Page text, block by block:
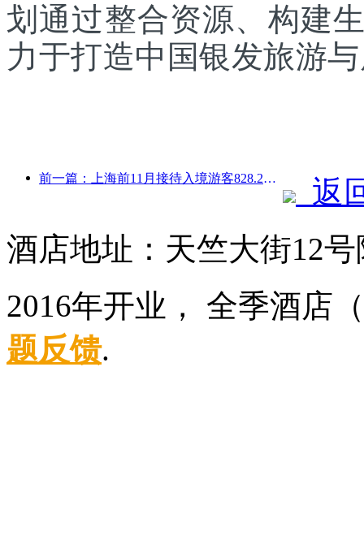
划通过整合资源、构建
力于打造中国银发旅游
前一篇：上海前11月接待入境游客828.2万人次，超越年初预期
返
酒店地址：天竺大街12
2016年开业， 全季酒
题反馈.